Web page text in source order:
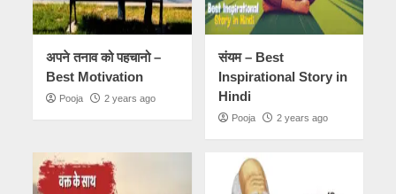
अपने तनाव को पहचानो –
Best Motivation
Pooja 2 years ago
संयम – Best
Inspirational Story in
Hindi
Pooja 2 years ago